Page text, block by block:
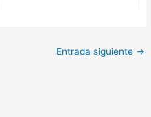
Entrada siguiente →